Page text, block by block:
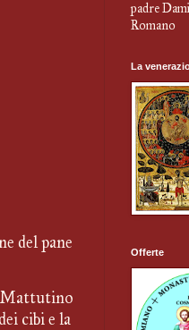
del pane
Mattutino
cibi e la
padre
Romano
La
Offerte